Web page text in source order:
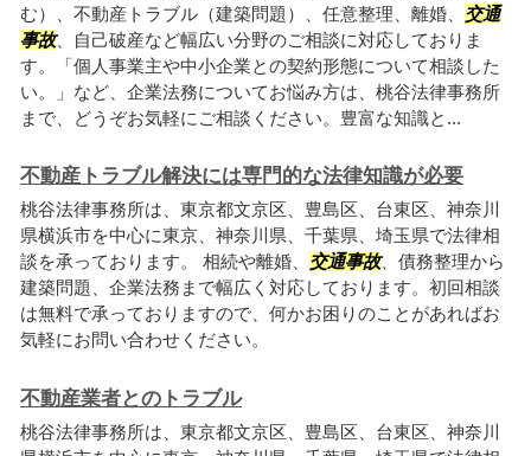
む）、不動産トラブル（建築問題）、任意整理、離婚、 交通
事故、自己破産など幅広い分野のご相談に対応しておりま
す。「個人事業主や中小企業との契約形態について相談した
い。」など、企業法務についてお悩み方は、桃谷法律事務所
まで、どうぞお気軽にご相談ください。豊富な知識と...
不動産トラブル解決には専門的な法律知識が必要
桃谷法律事務所は、東京都文京区、豊島区、台東区、神奈川
県横浜市を中心に東京、神奈川県、千葉県、埼玉県で法律相
談を承っております。 相続や離婚、 交通事故、債務整理から
建築問題、企業法務まで幅広く対応しております。初回相談
は無料で承っておりますので、何かお困りのことがあればお
気軽にお問い合わせください。
不動産業者とのトラブル
桃谷法律事務所は、東京都文京区、豊島区、台東区、神奈川